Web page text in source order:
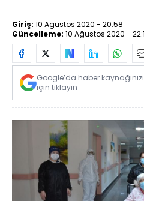
Giriş: 10 Ağustos 2020 - 20:58
Güncelleme: 10 Ağustos 2020 -
Google’da haber
için tıklayın